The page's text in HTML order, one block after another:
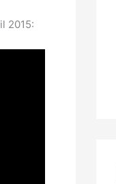
2015: